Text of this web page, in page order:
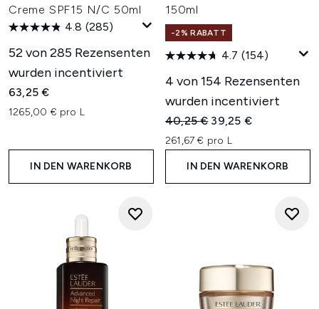
Creme SPF15 N/C 50ml
4.8 (285)
52 von 285 Rezensenten
wurden incentiviert
63,25 €
1265,00 € pro L
IN DEN WARENKORB
150ml
-2% RABATT
4.7 (154)
4 von 154 Rezensenten
wurden incentiviert
Unverbindliche
40,25 € Aktueller Preis:
39,25 €
261,67 € pro L
IN DEN WARENKORB